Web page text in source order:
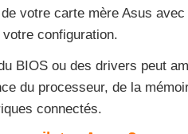
votre carte mère Asus
configuration.
BIOS ou des drivers peut
du processeur, de la
connectés.